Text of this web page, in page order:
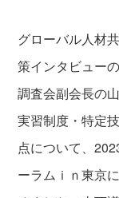
グローバル人材
策インタビュー
調査会副会長の
実習制度・特定
点について、
ーラムｉｎ東京